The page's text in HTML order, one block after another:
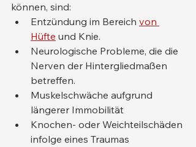
können, sind:
Entzündung im Bereich von
Hüfte und Knie.
Neurologische Probleme, die die
Nerven der Hintergliedmaßen
betreffen.
Muskelschwäche aufgrund
längerer Immobilität
Knochen- oder Weichteilschäden
infolge eines Traumas